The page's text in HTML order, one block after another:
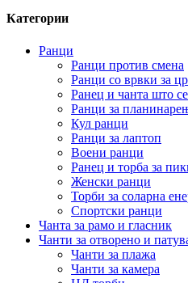
Категории
Ранци
Ранци против смена
Ранци со врвки за
Ранец и чанта што
Ранци за
Кул ранци
Ранци за лаптоп
Воени ранци
Ранец и торба за
Женски ранци
Торби за соларна
Спортски ранци
Чанта за рамо и гласник
Чанти за отворено и
Чанти за плажа
Чанти за камера